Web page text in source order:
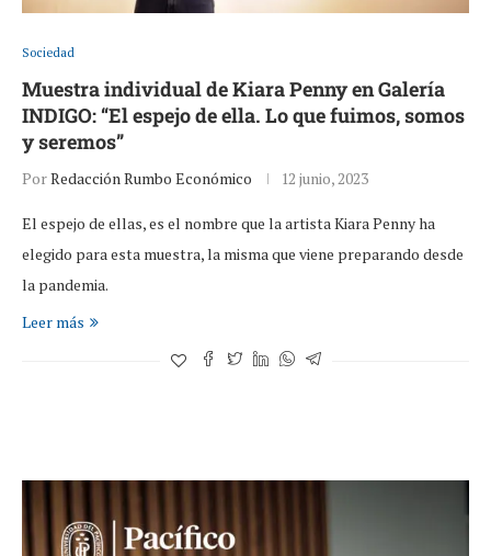
Sociedad
Muestra individual de Kiara Penny en Galería
INDIGO: “El espejo de ella. Lo que fuimos, somos
y seremos”
PorRedacción Rumbo Económico 12 junio, 2023
El espejo de ellas, es el nombre que la artista Kiara Penny ha
elegido para esta muestra, la misma que viene preparando desde
la pandemia.
Leer más